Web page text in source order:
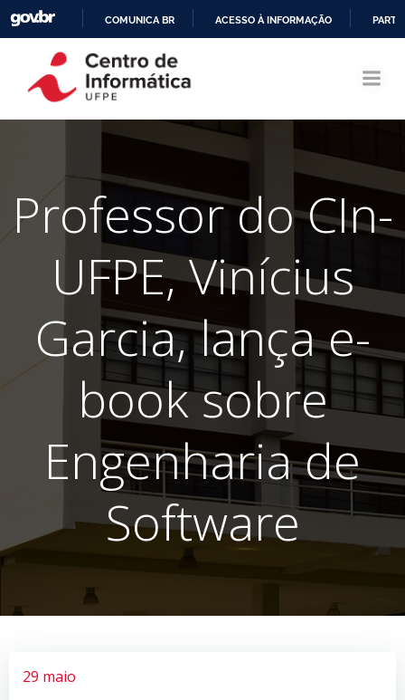
CONTEÚDO
COMUNICA BR ACESSO À INFORMAÇÃO
Professor do CIn-
UFPE, Vinícius
Garcia, lança e-
book sobre
Engenharia de
Software
29 maio